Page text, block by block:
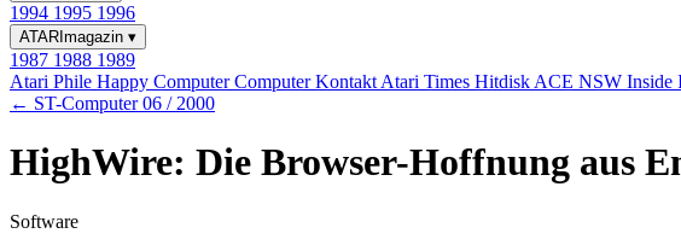
1994 1995 1996
ATARImagazin ▾
1987 1988 1989
Atari Phile Happy ComputerComputer Kontakt Atari Times Hitdisk ACE NSW Inside
← ST-Computer 06 / 2000
HighWire: Die Browser-Hoffnung aus
Software